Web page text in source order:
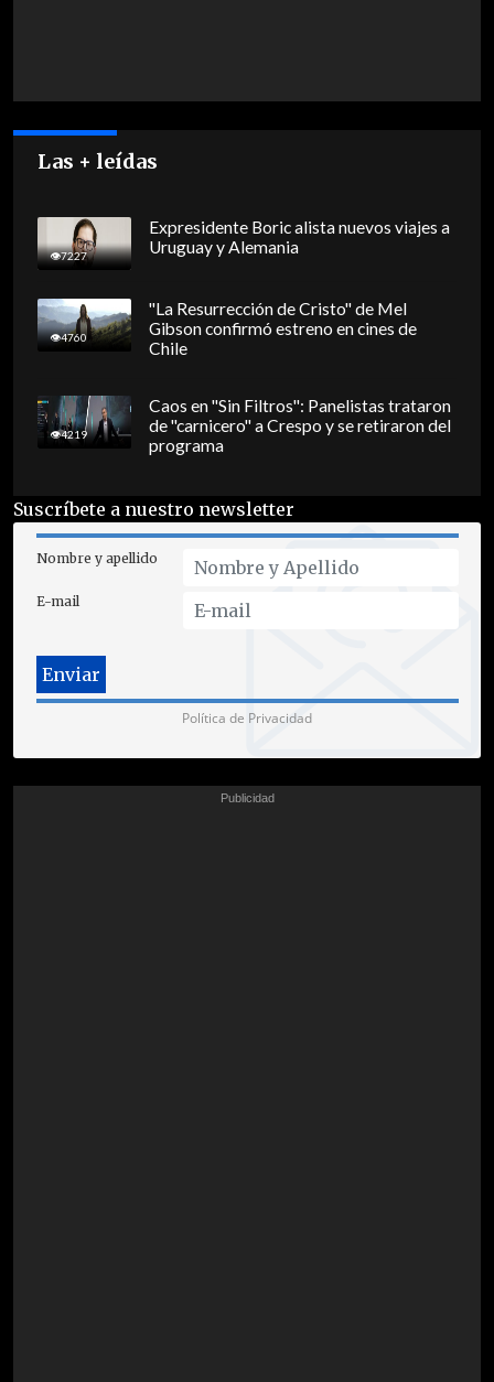
Las + leídas
7227
Expresidente Boric alista nuevos viajes a
Uruguay y Alemania
4760
"La Resurrección de Cristo" de Mel
Gibson confirmó estreno en cines de
Chile
4219
Caos en "Sin Filtros": Panelistas trataron
de "carnicero" a Crespo y se retiraron del
programa
Suscríbete a nuestro newsletter
Nombre y apellido
E-mail
Política de Privacidad